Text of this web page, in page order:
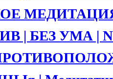
| БЕЗ УМА |